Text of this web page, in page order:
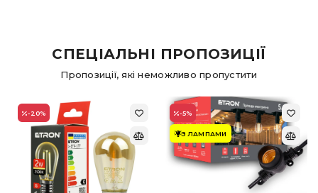
СПЕЦІАЛЬНІ ПРОПОЗИЦІЇ
Пропозиції, які неможливо пропустити
-20% -5%
З ЛАМПАМИ